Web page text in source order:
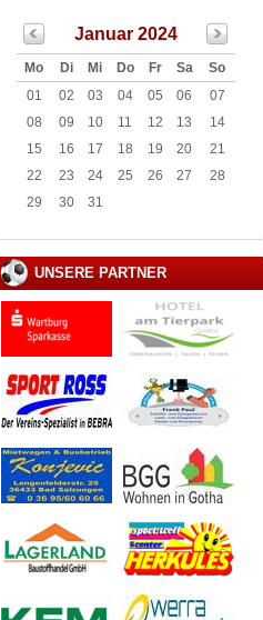
Januar 2024
Mo Di Mi Do Fr Sa
So
01
02 03 04 05 06
07
08
09 10 11 12 13
14
15
16 17 18 19 20
21
22
23 24 25 26 27
28
29
30 31
UNSERE PARTNER